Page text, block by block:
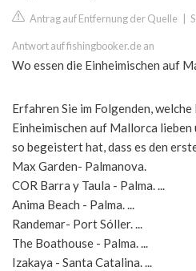
Antrag auf Entfernung der Quelle
Antwort auf fishingbooker.de an
Wo essen die Einheimischen auf
Erfahren Sie im Folgenden,
Einheimischen auf Mallorca lieben
so begeistert hat, dass es den
Max Garden- Palmanova.
COR Barra y Taula - Palma. ...
Anima Beach - Palma. ...
Randemar- Port Sóller. ...
The Boathouse - Palma. ...
Izakaya - Santa Catalina. ...